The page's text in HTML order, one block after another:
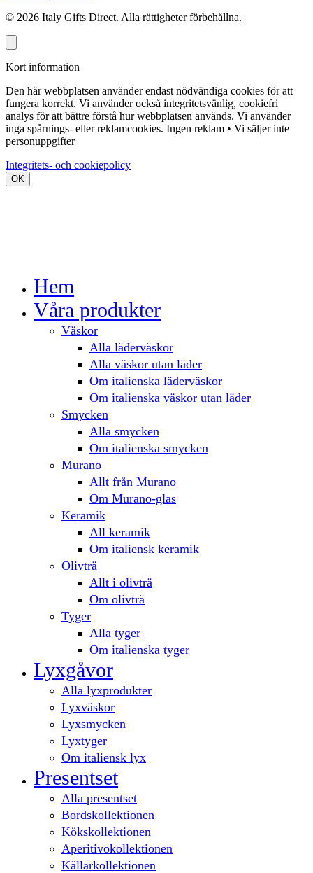
© 2026 Italy Gifts Direct. Alla rättigheter förbehållna.
Kort information
Den här webbplatsen använder endast nödvändiga cookies för att
fungera korrekt. Vi använder också integritetsvänlig, cookiefri
analys för att bättre förstå hur webbplatsen används. Vi använder
inga spårnings- eller reklamcookies. Ingen reklam • Vi säljer inte
personuppgifter
Integritets- och cookiepolicy
OK
Hem
Våra produkter
Väskor
Alla läderväskor
Alla väskor utan läder
Om italienska läderväskor
Om italienska väskor utan läder
Smycken
Alla smycken
Om italienska smycken
Murano
Allt från Murano
Om Murano-glas
Keramik
All keramik
Om italiensk keramik
Olivträ
Allt i olivträ
Om olivträ
Tyger
Alla tyger
Om italienska tyger
Lyxgåvor
Alla lyxprodukter
Lyxväskor
Lyxsmycken
Lyxtyger
Om italiensk lyx
Presentset
Alla presentset
Bordskollektionen
Kökskollektionen
Aperitivokollektionen
Källarkollektionen